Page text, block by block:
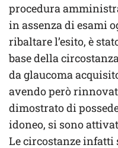
procedura
in assenza di esami
ribaltare l’esito, è
base della
da glaucoma
avendo però
dimostrato di
idoneo, si sono
Le circostanze infatti